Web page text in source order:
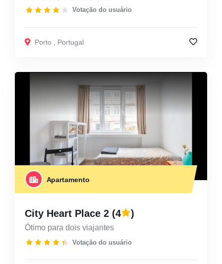
Votação do usuário
Porto Portugal
Apartamento
City Heart Place 2 (4 )
Ótimo para dois viajantes
Votação do usuário